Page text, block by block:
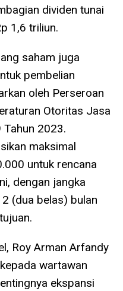
dividen tunai
1,6 triliun.
saham juga
pembelian
oleh Perseroan
Otoritas Jasa
2023.
maksimal
untuk rencana
dengan jangka
(dua belas) bulan
Roy Arman Arfandy
wartawan
ekspansi